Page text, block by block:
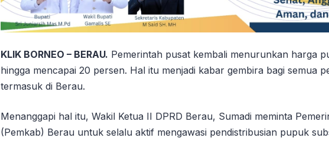
KLIK BORNEO – BERAU. Pemerintah pusat kembali menurunkan harga
hingga mencapai 20 persen. Hal itu menjadi kabar gembira bagi semua
termasuk di Berau.
Menanggapi hal itu, Wakil Ketua II DPRD Berau, Sumadi meminta
(Pemkab) Berau untuk selalu aktif mengawasi pendistribusian pupuk